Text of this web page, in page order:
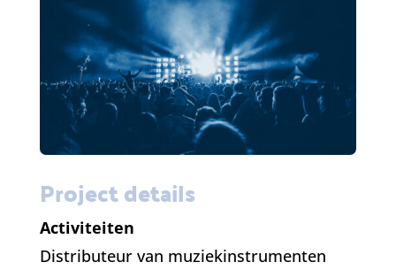
Project details
Activiteiten
Distributeur van muziekinstrumenten